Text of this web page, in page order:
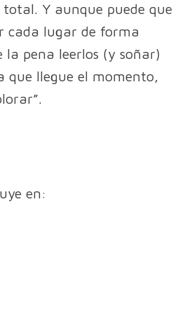
Y aunque puede que
cada lugar de forma
pena leerlos (y soñar)
que llegue el momento,
en: